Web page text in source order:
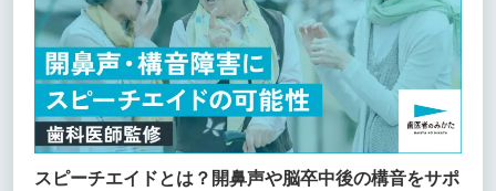
スピーチエイドとは？開鼻声や脳卒中後の構音をサポ